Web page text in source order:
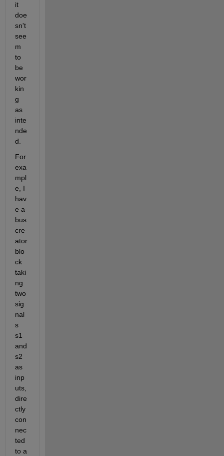
it
doe
sn't
see
m
to
be
wor
kin
g
as
inte
nde
d.
For
exa
mpl
e, I
hav
e a
bus
cre
ator
blo
ck
taki
ng
two
sig
nal
s
s1
and
s2
as
inp
uts,
dire
ctly
con
nec
ted
to a